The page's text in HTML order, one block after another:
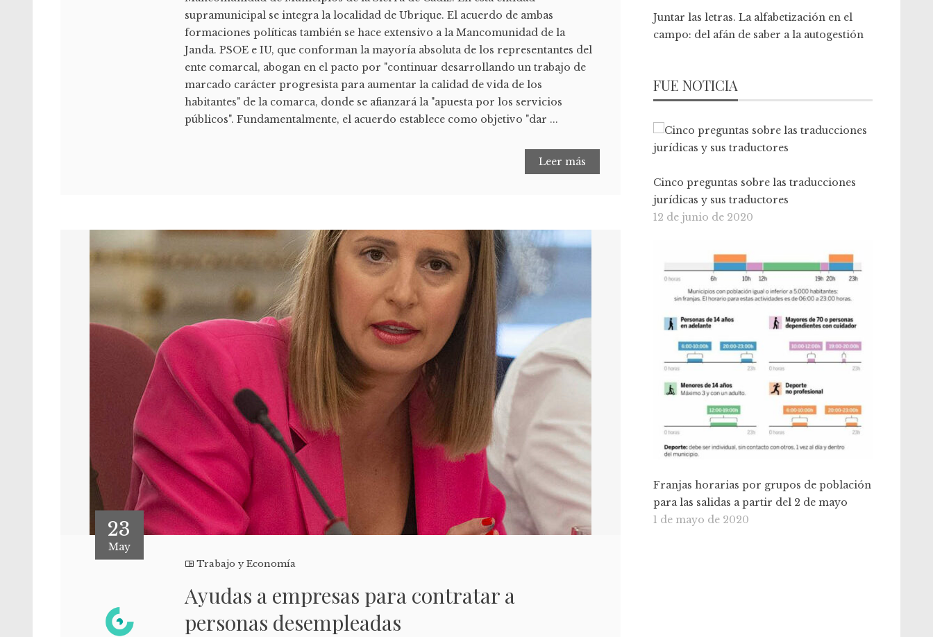
supramunicipal se integra la localidad de Ubrique. El acuerdo de ambas
formaciones políticas también se hace extensivo a la Mancomunidad de la
Janda. PSOE e IU, que conforman la mayoría absoluta de los representantes del
ente comarcal, abogan en el pacto por "continuar desarrollando un trabajo de
marcado carácter progresista para aumentar la calidad de vida de los
habitantes" de la comarca, donde se afianzará la "apuesta por los servicios
públicos". Fundamentalmente, el acuerdo establece como objetivo "dar ...
Leer más
23
May
Trabajo y Economía
Ayudas a empresas para contratar a
personas desempleadas
Juntar las letras. La alfabetización en el
campo: del afán de saber a la autogestión
FUE NOTICIA
Cinco preguntas sobre las traducciones
jurídicas y sus traductores
12 de junio de 2020
Franjas horarias por grupos de población
para las salidas a partir del 2 de mayo
1 de mayo de 2020